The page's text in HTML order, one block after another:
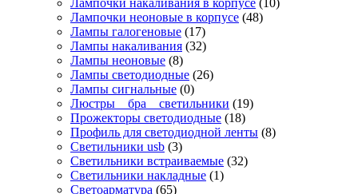
Лампочки неоновые в корпусе (48)
Лампы галогеновые (17)
Лампы накаливания (32)
Лампы неоновые (8)
Лампы светодиодные (26)
Лампы сигнальные (0)
Люстры _ бра _ светильники (19)
Прожекторы светодиодные (18)
Профиль для светодиодной ленты (8)
Светильники usb (3)
Светильники встраиваемые (32)
Светильники накладные (1)
Светоарматура (65)